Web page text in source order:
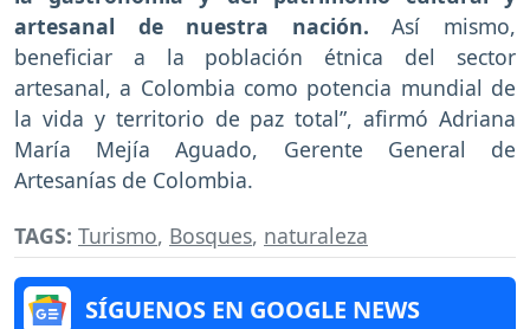
artesanal de nuestra nación. Así mismo,
beneficiar a la población étnica del sector
artesanal, a Colombia como potencia mundial de
la vida y territorio de paz total”, afirmó Adriana
María Mejía Aguado, Gerente General de
Artesanías de Colombia.
TAGS: Turismo, Bosques, naturaleza
SÍGUENOS EN GOOGLE NEWS